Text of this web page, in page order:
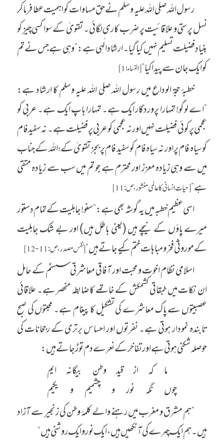
رسول اللہ صلی اللہ علیہ وسلم نے حق مساوات کو اہمیت عطا فرما کر
نسل پرستی و علاقائیت پر ضرب کاری لگائی۔ تقویٰ کے سوا کسی چیز کو
بنیادِ فضیلت تسلیم نہیں کیا گیا۔ ارشاد الٰہی ہے: ”وہی ہے جس نے تم
کو ایک جان سے پیدا کیا“[النساء: 1]
خطبۂ حجۃ الوداع میں رسول اللہ صلی اللہ علیہ وسلم کا ارشاد ہے:
”اے لوگو! تمہارا پروردگار ایک ہے۔ تمہارا باپ ایک ہے۔ عربی کو
عجمی پر کوئی فضیلت نہیں اور نہ عجمی کو عربی پر فضیلت ہے۔ نہ سفید فام
کو سیاہ فام پر اور نہ سیاہ فام کو سفید فام پر بجز تقویٰ کے؛ اللہ کے جناب
میں سے وہی زیادہ معزز اور محترم ہے جو تم میں سب سے زیادہ متقی
ہے“[حیات انسانی کا عالمی منشور، ص: 11]
اسی عظیم خطبہ میں یہ گوشہ بھی ہے: ”سنو! جاہلیت کے تمام دستور
میرے پاؤں کے نیچے ہیں (یعنی باطل ہیں) اور بے شک جاہلیت
کے موروثی فخر و مباہات ختم کیے جاتے ہیں“[نفس مصدر، ص: 11-12]
اسلامی نظام اخوت و محبت اور آفاقی معاشرتی سسٹم کے حامل
ان نکات میں طبقاتی کشمکش کے خاتمے کا ضابطہ منحصر ہے۔ علاقائی
عصبیتوں سے پاک معاشرے کی تشکیل کا پیغام ہے۔ محبتوں کی صبح
تابندہ نمودار ہوتی ہے۔ نفرتوں اور احساس برتری کے رجحانات کی
حوصلہ شکنی ہوتی ہے اور تفاخر کے نعرے دم توڑ جاتے ہیں:
ما کہ از قید وطن بیگانہ ایم
چوں نگہ نور و چشمیم و یکیم
”ہم مشرق و مغرب میں رہنے والے کلمۂ وطن کی زنجیر سے آزاد
ہیں۔ ہم ایک چہرے کی آنکھیں ہیں، ایک نور و ایک روشنی ہیں“